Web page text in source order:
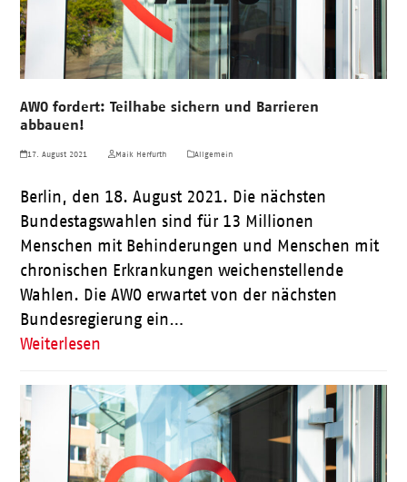
AWO fordert: Teilhabe sichern und Barrieren
abbauen!
17. August 2021 Maik Herfurth Allgemein
Berlin, den 18. August 2021. Die nächsten
Bundestagswahlen sind für 13 Millionen
Menschen mit Behinderungen und Menschen mit
chronischen Erkrankungen weichenstellende
Wahlen. Die AWO erwartet von der nächsten
Bundesregierung ein…
Weiterlesen